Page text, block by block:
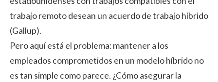
trabajo remoto desean un acuerdo de trabajo híbrido
(Gallup).
Pero aquí está el problema: mantener a los
empleados comprometidos en un modelo híbrido no
es tan simple como parece. ¿Cómo asegurar la